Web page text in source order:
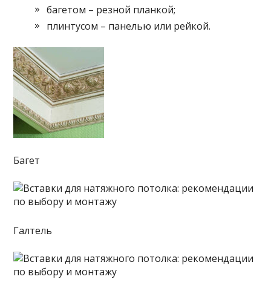
багетом – резной планкой;
плинтусом – панелью или рейкой.
Багет
Галтель